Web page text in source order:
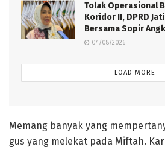
Tolak Operasional
Koridor II, DPRD
Bersama Sopir
04/08/2026
LOAD MORE
Memang banyak yang
gus yang melekat pada Miftah.